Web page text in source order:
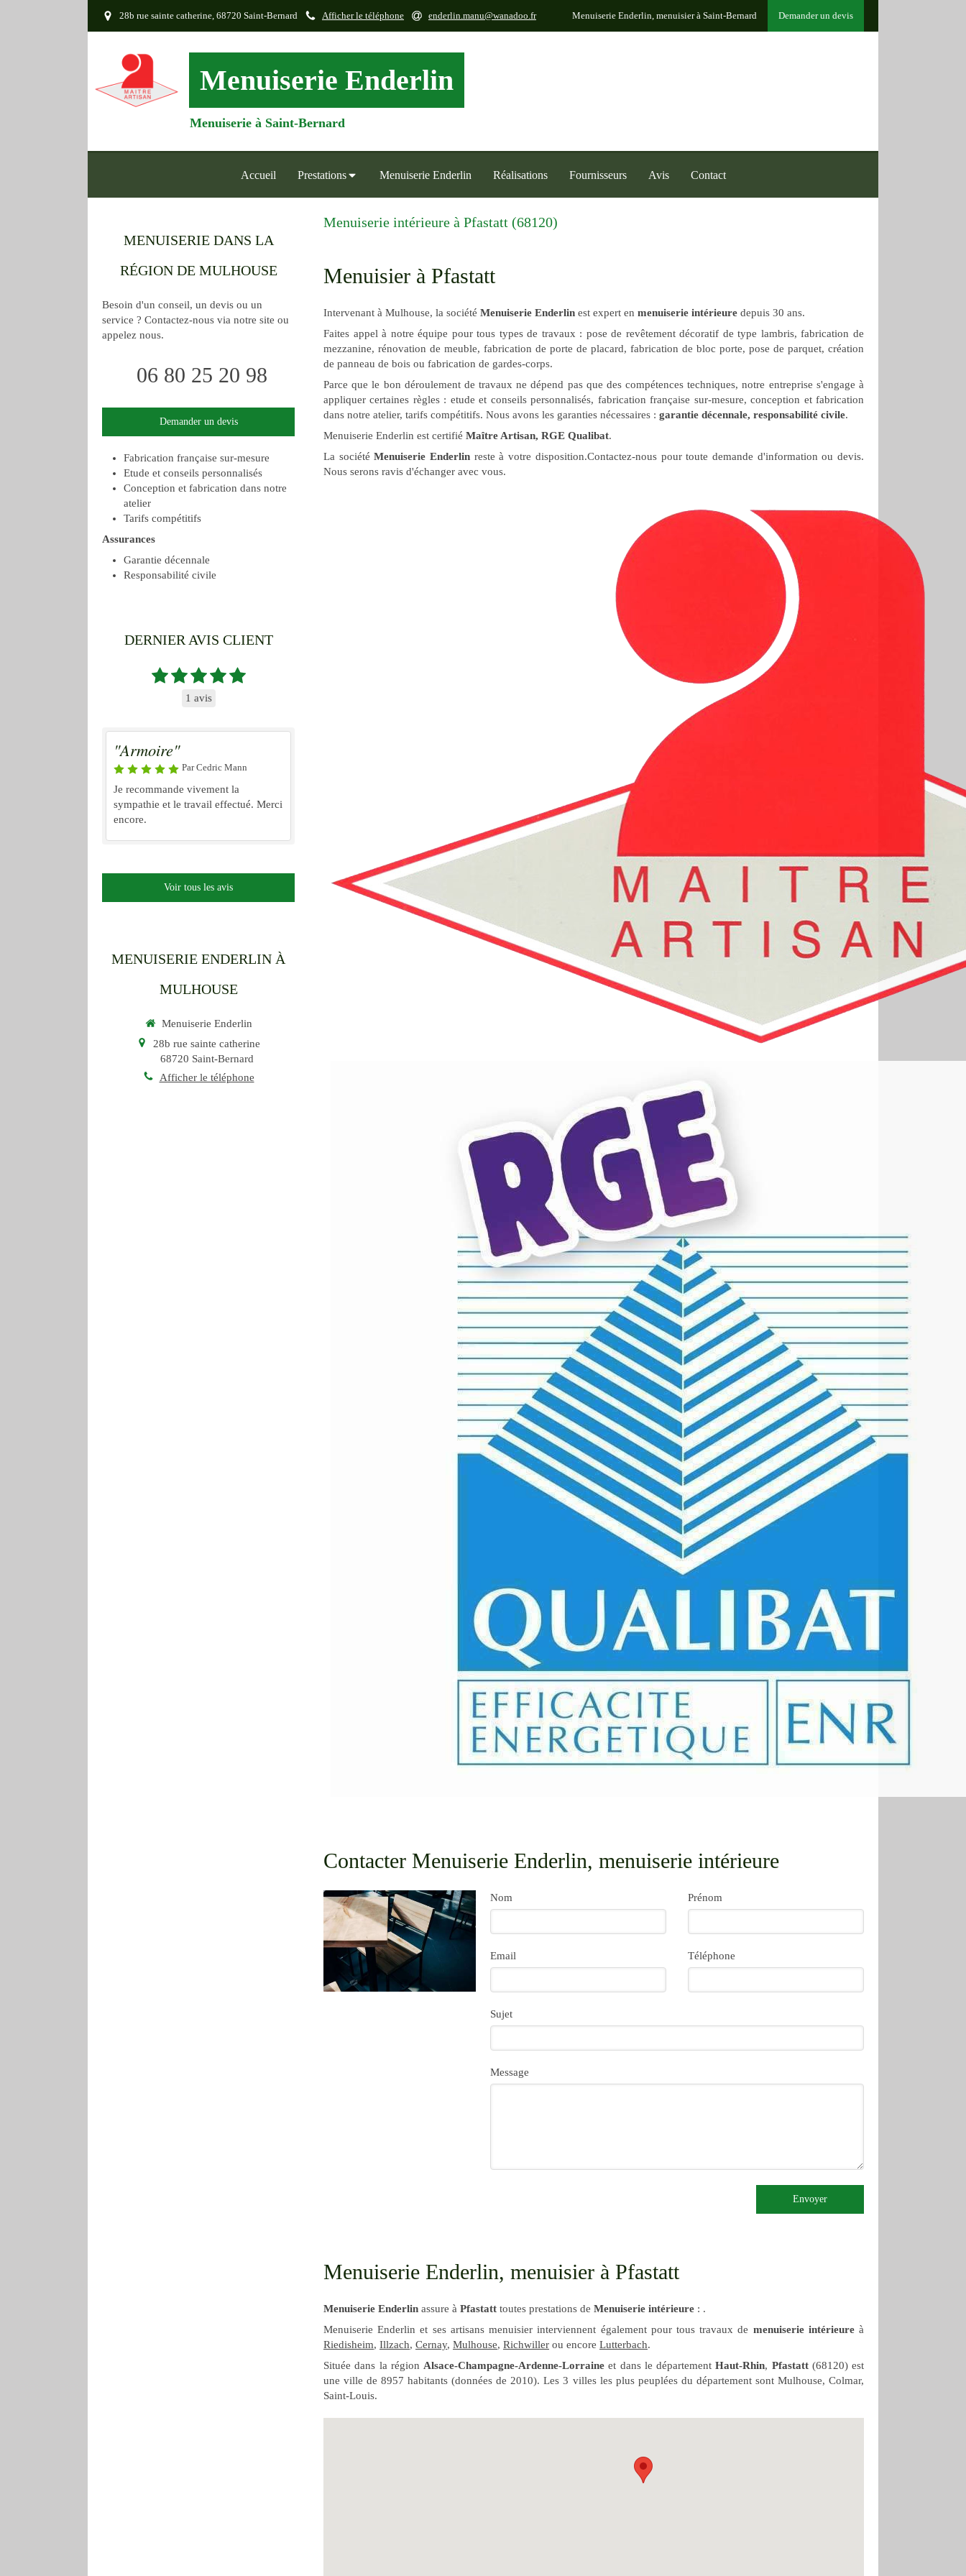
28b rue sainte catherine, 68720 Saint-Bernard Afficher le téléphone enderlin.manu@wanadoo.fr Demander un devis
Menuiserie Enderlin, menuisier à Saint-Bernard
Menuiserie Enderlin
Menuiserie à Saint-Bernard
Accueil Prestations Menuiserie Enderlin Réalisations Fournisseurs Avis Contact
Menuiserie intérieure à Pfastatt (68120)
Menuisier à Pfastatt
Intervenant à Mulhouse, la société Menuiserie Enderlin est expert en menuiserie intérieure depuis 30 ans.
Faites appel à notre équipe pour tous types de travaux : pose de revêtement décoratif de type lambris, fabrication de
mezzanine, rénovation de meuble, fabrication de porte de placard, fabrication de bloc porte, pose de parquet, création
de panneau de bois ou fabrication de gardes-corps.
Parce que le bon déroulement de travaux ne dépend pas que des compétences techniques, notre entreprise s'engage à
appliquer certaines règles : etude et conseils personnalisés, fabrication française sur-mesure, conception et fabrication
dans notre atelier, tarifs compétitifs. Nous avons les garanties nécessaires : garantie décennale, responsabilité civile.
Menuiserie Enderlin est certifié Maître Artisan, RGE Qualibat.
La sociétéMenuiserie Enderlin reste à votre disposition.Contactez-nous pour toute demande d'information ou devis.
Nous serons ravis d'échanger avec vous.
Contacter Menuiserie Enderlin, menuiserie intérieure
Nom Prénom
Email Téléphone
Sujet
Message
Envoyer
Menuiserie Enderlin, menuisier à Pfastatt
Menuiserie Enderlin assure à Pfastatt toutes prestations de Menuiserie intérieure : .
Menuiserie Enderlin et ses artisans menuisier interviennent également pour tous travaux de menuiserie intérieureà
Riedisheim, Illzach, Cernay, Mulhouse, Richwiller ou encore Lutterbach.
Située dans la région Alsace-Champagne-Ardenne-Lorraine et dans le départementHaut-Rhin, Pfastatt(68120) est
une ville de 8957 habitants (données de 2010). Les 3 villes les plus peuplées du département sont Mulhouse, Colmar,
Saint-Louis.
MENUISERIE DANS LA
RÉGION DE MULHOUSE
Besoin d'un conseil, un devis ou un
service ? Contactez-nous via notre site ou
appelez nous.
06 80 25 20 98
Demander un devis
Fabrication française sur-mesure
Etude et conseils personnalisés
Conception et fabrication dans notre
atelier
Tarifs compétitifs
Assurances
Garantie décennale
Responsabilité civile
DERNIER AVIS CLIENT
1 avis
"Armoire"
Par Cedric Mann
Je recommande vivement la
sympathie et le travail effectué. Merci
encore.
Voir tous les avis
MENUISERIE ENDERLIN À
MULHOUSE
Menuiserie Enderlin
28b rue sainte catherine
68720 Saint-Bernard
Afficher le téléphone